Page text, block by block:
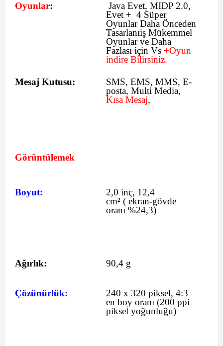
Oyunlar:
Java Evet, MIDP 2.0,
Evet + 4 Süper
Oyunlar Daha Önceden
Tasarlanıiş Mükemmel
Oyunlar ve Daha
Fazlası için Vs +Oyun
indire Bilirsiniz.
Mesaj Kutusu: SMS, EMS, MMS, E-
posta, Multi Media,
Kısa Mesaj,
Görüntülemek
Boyut:
2,0 inç, 12,4
cm² ( ekran-gövde
oranı %24,3)
Ağırlık: 90,4 g
Çözünürlük:
240 x 320 piksel, 4:3
en boy oranı (200 ppi
piksel yoğunluğu)